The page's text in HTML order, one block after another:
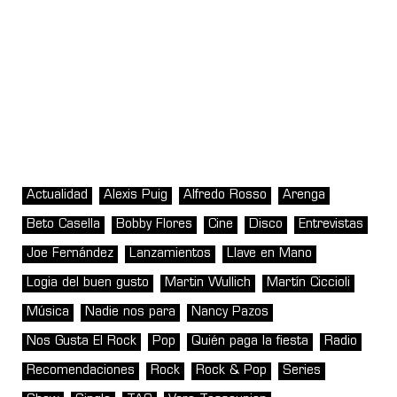
Actualidad Alexis Puig Alfredo Rosso Arenga
Beto Casella Bobby Flores Cine Disco Entrevistas
Joe Fernández Lanzamientos Llave en Mano
Logia del buen gusto Martin Wullich Martín Ciccioli
Música Nadie nos para Nancy Pazos
Nos Gusta El Rock Pop Quién paga la fiesta Radio
Recomendaciones Rock Rock & Pop Series